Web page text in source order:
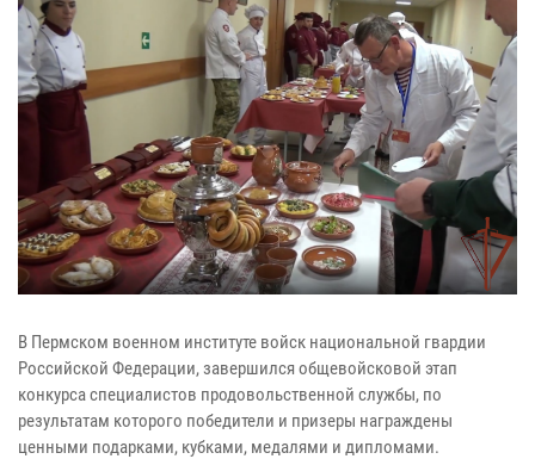
В Пермском военном институте войск национальной гвардии
Российской Федерации, завершился общевойсковой этап
конкурса специалистов продовольственной службы, по
результатам которого победители и призеры награждены
ценными подарками, кубками, медалями и дипломами.